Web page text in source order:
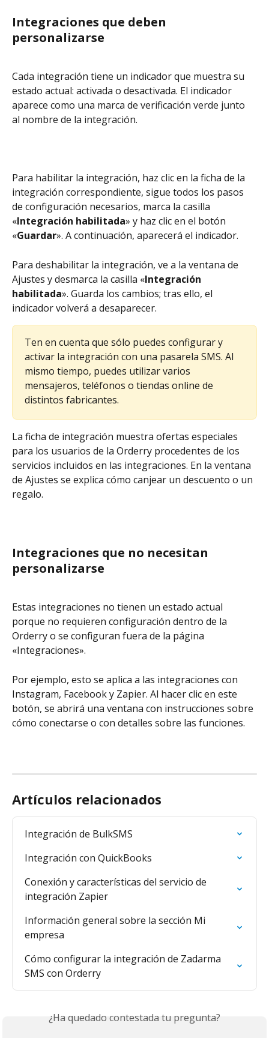
Integraciones que deben
personalizarse
Cada integración tiene un indicador que muestra su
estado actual: activada o desactivada. El indicador
aparece como una marca de verificación verde junto
al nombre de la integración.
Para habilitar la integración, haz clic en la ficha de la
integración correspondiente, sigue todos los pasos
de configuración necesarios, marca la casilla
«Integración habilitada» y haz clic en el botón
«Guardar». A continuación, aparecerá el indicador.
Para deshabilitar la integración, ve a la ventana de
Ajustes y desmarca la casilla «Integración
habilitada». Guarda los cambios; tras ello, el
indicador volverá a desaparecer.
Ten en cuenta que sólo puedes configurar y
activar la integración con una pasarela SMS. Al
mismo tiempo, puedes utilizar varios
mensajeros, teléfonos o tiendas online de
distintos fabricantes.
La ficha de integración muestra ofertas especiales
para los usuarios de la Orderry procedentes de los
servicios incluidos en las integraciones. En la ventana
de Ajustes se explica cómo canjear un descuento o un
regalo.
Integraciones que no necesitan
personalizarse
Estas integraciones no tienen un estado actual
porque no requieren configuración dentro de la
Orderry o se configuran fuera de la página
«Integraciones».
Por ejemplo, esto se aplica a las integraciones con
Instagram, Facebook y Zapier. Al hacer clic en este
botón, se abrirá una ventana con instrucciones sobre
cómo conectarse o con detalles sobre las funciones.
Artículos relacionados
Integración de BulkSMS
Integración con QuickBooks
Conexión y características del servicio de
integración Zapier
Información general sobre la sección Mi
empresa
Cómo configurar la integración de Zadarma
SMS con Orderry
¿Ha quedado contestada tu pregunta?